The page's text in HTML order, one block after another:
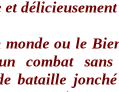
et
monde ou le
combat
bataille